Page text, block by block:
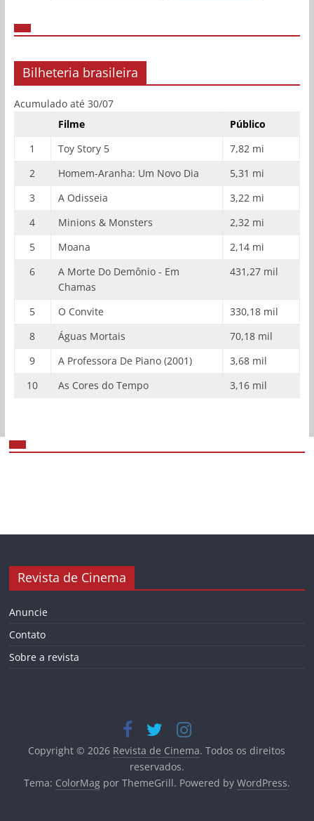
Bilheteria brasileira
Acumulado até 30/07
Filme
Público
1
Toy Story 5
7,82 mi
2
Homem-Aranha: Um Novo Dia
5,31 mi
3
A Odisseia
3,22 mi
4
Minions & Monsters
2,32 mi
5
Moana
2,14 mi
6
A Morte Do Demônio - Em
Chamas
431,27 mil
5 O Convite
330,18 mil
8
Águas Mortais
70,18 mil
9
A Professora De Piano (2001)
3,68 mil
10
As Cores do Tempo 3,16 mil
Revista de Cinema
Anuncie
Contato
Sobre a revista
Copyright © 2026 Revista de Cinema. Todos os direitos
reservados.
Tema: ColorMagpor ThemeGrill. Powered by WordPress.